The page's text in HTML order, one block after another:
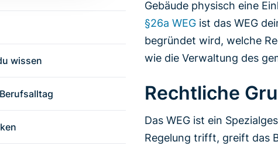
wissen
Gebäude physisch eine
§26a WEG ist das WEG
begründet wird, welche
wie die Verwaltung des
Rechtliche
Das WEG ist ein
Regelung trifft, greift das